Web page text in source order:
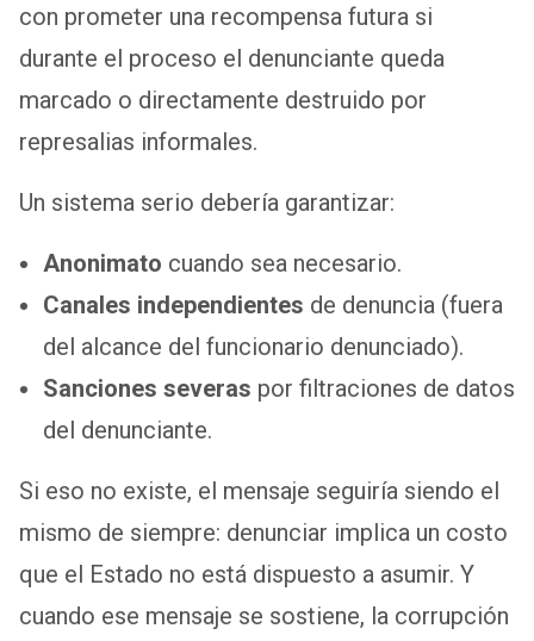
con prometer una recompensa futura si
durante el proceso el denunciante queda
marcado o directamente destruido por
represalias informales.
Un sistema serio debería garantizar:
Anonimato cuando sea necesario.
Canales independientes de denuncia (fuera
del alcance del funcionario denunciado).
Sanciones severas por filtraciones de datos
del denunciante.
Si eso no existe, el mensaje seguiría siendo el
mismo de siempre: denunciar implica un costo
que el Estado no está dispuesto a asumir. Y
cuando ese mensaje se sostiene, la corrupción